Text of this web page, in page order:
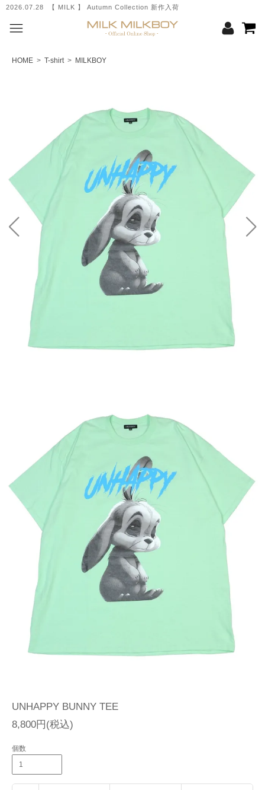
2026.07.28 【 MILK 】 Autumn Collection 新作入荷
HOME > T-shirt> MILKBOY
UNHAPPY BUNNY TEE
8,800円(税込)
個数